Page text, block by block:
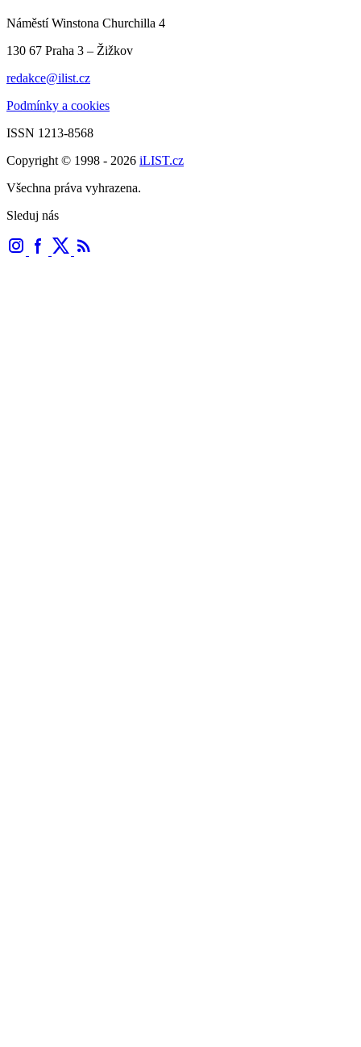
Náměstí Winstona Churchilla 4
130 67 Praha 3 – Žižkov
redakce@ilist.cz
Podmínky a cookies
ISSN 1213-8568
Copyright © 1998 - 2026 iLIST.cz
Všechna práva vyhrazena.
Sleduj nás